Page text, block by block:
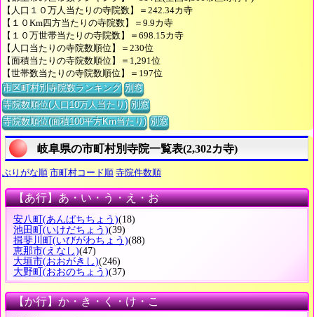
【人口１０万人当たりの寺院数】＝242.34カ寺
【１０Km四方当たりの寺院数】＝9.9カ寺
【１０万世帯当たりの寺院数】＝698.15カ寺
【人口当たりの寺院数順位】＝230位
【面積当たりの寺院数順位】＝1,291位
【世帯数当たりの寺院数順位】＝197位
市区町村別寺院数ランキング 別窓
寺院数順位(人口10万人当たり) 別窓
寺院数順位(面積100平方Km当たり) 別窓
岐阜県の市町村別寺院一覧表(2,302カ寺)
ぶりがな順 市町村コード順 寺院件数順
【あ行】あ・い・う・え・お
安八町 (あんぱちちょう)(18)
池田町 (いけだちょう)(39)
揖斐川町 (いびがわちょう)(88)
恵那市(えなし)(47)
大垣市(おおがきし)(246)
大野町 (おおのちょう)(37)
【か行】か・き・く・け・こ